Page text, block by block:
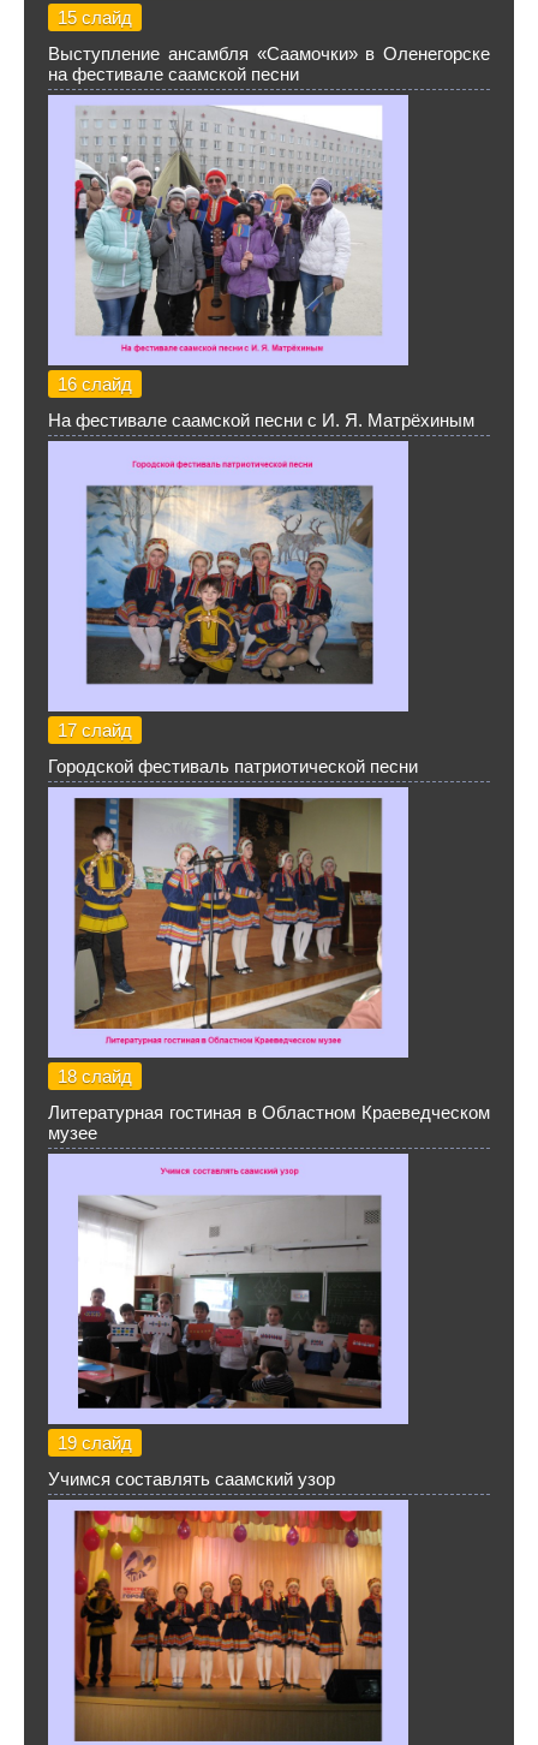
15 слайд
Выступление ансамбля «Саамочки» в Оленегорске
на фестивале саамской песни
16 слайд
На фестивале саамской песни с И. Я. Матрёхиным
17 слайд
Городской фестиваль патриотической песни
18 слайд
Литературная гостиная в Областном Краеведческом
музее
19 слайд
Учимся составлять саамский узор